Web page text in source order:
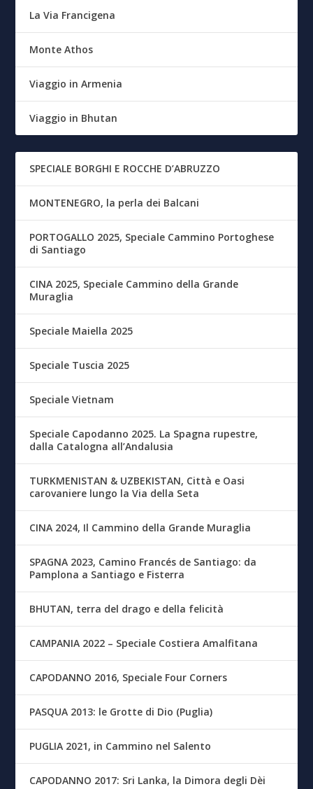
La Via Francigena
Monte Athos
Viaggio in Armenia
Viaggio in Bhutan
SPECIALE BORGHI E ROCCHE D’ABRUZZO
MONTENEGRO, la perla dei Balcani
PORTOGALLO 2025, Speciale Cammino Portoghese
di Santiago
CINA 2025, Speciale Cammino della Grande
Muraglia
Speciale Maiella 2025
Speciale Tuscia 2025
Speciale Vietnam
Speciale Capodanno 2025. La Spagna rupestre,
dalla Catalogna all’Andalusia
TURKMENISTAN & UZBEKISTAN, Città e Oasi
carovaniere lungo la Via della Seta
CINA 2024, Il Cammino della Grande Muraglia
SPAGNA 2023, Camino Francés de Santiago: da
Pamplona a Santiago e Fisterra
BHUTAN, terra del drago e della felicità
CAMPANIA 2022 – Speciale Costiera Amalfitana
CAPODANNO 2016, Speciale Four Corners
PASQUA 2013: le Grotte di Dio (Puglia)
PUGLIA 2021, in Cammino nel Salento
CAPODANNO 2017: Sri Lanka, la Dimora degli Dèi